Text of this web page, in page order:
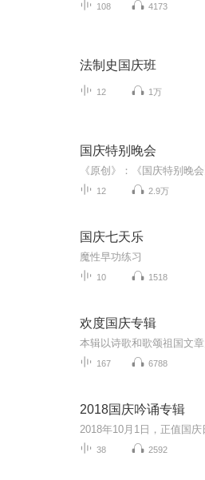
108 4173
法制史国庆班
12 1万
国庆特别晚会
12 2.9万
国庆七天乐
魔性早功练习
10 1518
欢度国庆专辑
167 6788
2018国庆吟诵专辑
38 2592